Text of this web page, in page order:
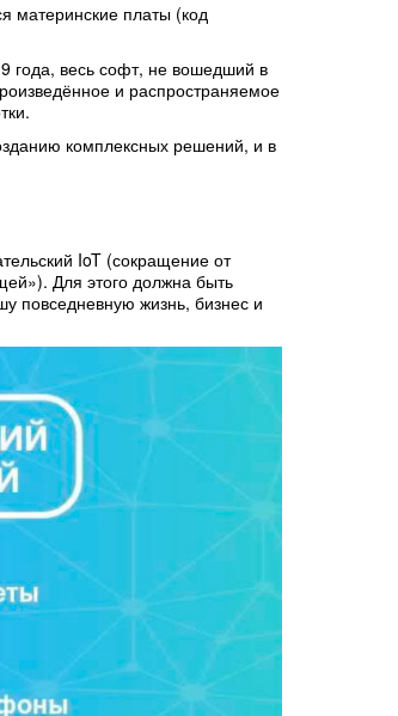
материнские платы (код
года, весь софт, не вошедший в
и распространяемое
комплексных решений, и в
IoT (сокращение от
Для этого должна быть
повседневную жизнь, бизнес и